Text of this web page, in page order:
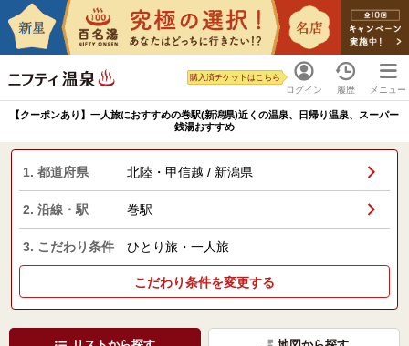
ログイン
購入済チケットはこちら
履歴 メニュー
【クーポンあり】一人旅におすすめの巻駅(新潟県)近くの温泉、日帰り温泉、スーパー
銭湯おすすめ
1. 都道府県 北陸・甲信越 / 新潟県
2. 沿線・駅 巻駅
3. こだわり条件 ひとり旅・一人旅
こだわり条件を変更する